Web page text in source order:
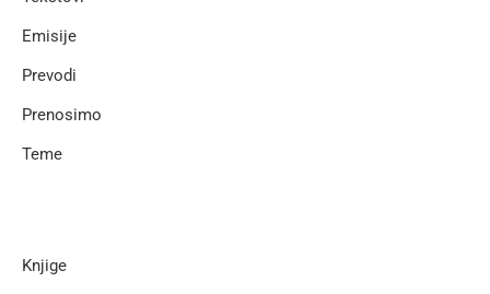
Emisije
Prevodi
Prenosimo
Teme
Knjige